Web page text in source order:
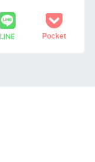
LINE Pocket